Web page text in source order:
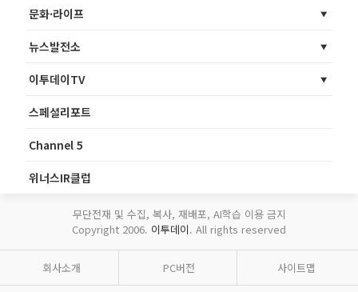
문화·라이프
뉴스발전소
이투데이TV
스페셜리포트
Channel 5
위너스IR클럽
무단전재 및 수집, 복사, 재배포, AI학습 이용 금지
Copyright 2006. 이투데이. All rights reserved
회사소개 PC버전 사이트맵